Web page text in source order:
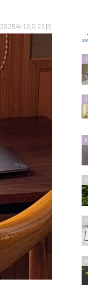
2025年10月22日
1
2
3
4
5
6